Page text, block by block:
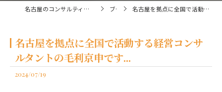
名古屋のコンサルティングなら経営コンサルタント毛利京申 ブログ 名古屋を拠点に全国で活動する経営コンサルタントの毛利京申です...
名古屋を拠点に全国で活動する経営コンサ
ルタントの毛利京申です...
2024/07/19